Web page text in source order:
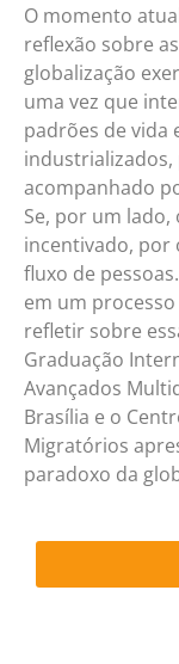
O momento
reflexão sobre
globalização
uma vez que
padrões de vida
acompanhado
Se, por um
incentivado, por
fluxo de
em um
refletir sobre
Graduação
Avançados
Brasília e o
Migratórios
paradoxo da